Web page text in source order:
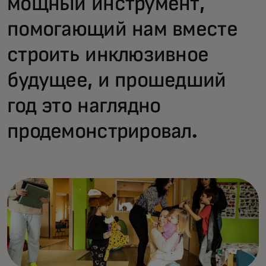
помогающий нам вместе
строить инклюзивное
будущее, и прошедший
год это наглядно
продемонстрировал.